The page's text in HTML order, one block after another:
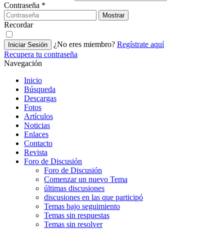
Contraseña *
Mostrar
Recordar
Iniciar Sesión ¿No eres miembro? Regístrate aquí
Recupera tu contraseña
Navegación
Inicio
Búsqueda
Descargas
Fotos
Artículos
Noticias
Enlaces
Contacto
Revista
Foro de Discusión
Foro de Discusión
Comenzar un nuevo Tema
últimas discusiones
discusiones en las que participó
Temas bajo seguimiento
Temas sin respuestas
Temas sin resolver